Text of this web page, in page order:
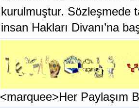
kurulmuştur. Sözleşmede
insan Hakları Divanı’na
<marquee>Her Paylaşım